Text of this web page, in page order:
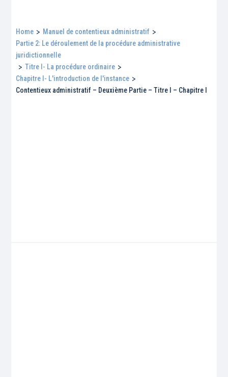
Home > Manuel de contentieux administratif >
Partie 2: Le déroulement de la procédure administrative
juridictionnelle
> Titre I- La procédure ordinaire >
Chapitre I- L'introduction de l'instance >
Contentieux administratif – Deuxième Partie – Titre I – Chapitre I